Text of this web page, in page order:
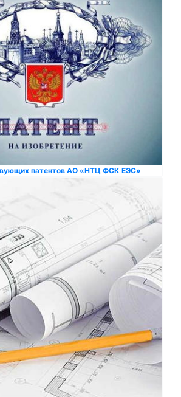
патентов АО «НТЦ ФСК ЕЭС»